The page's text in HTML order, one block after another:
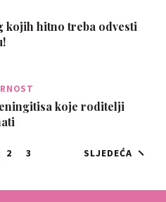
kojih hitno treba odvesti
koje roditelji
2 3 SLJEDEĆA